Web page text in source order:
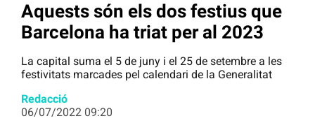
Aquests són els dos festius que
Barcelona ha triat per al 2023
La capital suma el 5 de juny i el 25 de setembre a les
festivitats marcades pel calendari de la Generalitat
Redacció
06/07/2022 09:20